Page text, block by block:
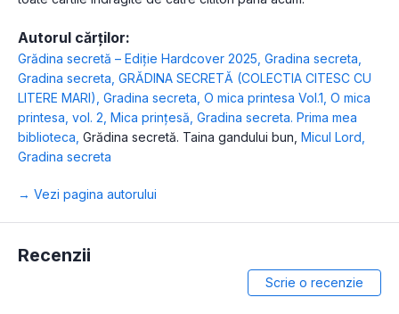
Autorul cărților:
Grădina secretă – Ediție Hardcover 2025 Gradina secreta
Gradina secreta GRĂDINA SECRETĂ (COLECTIA CITESC CU
LITERE MARI) Gradina secreta O mica printesa Vol.1 O mica
printesa, vol. 2 Mica prințesă Gradina secreta. Prima mea
biblioteca Grădina secretă. Taina gandului bun Micul Lord
Gradina secreta
→ Vezi pagina autorului
Recenzii
Scrie o recenzie